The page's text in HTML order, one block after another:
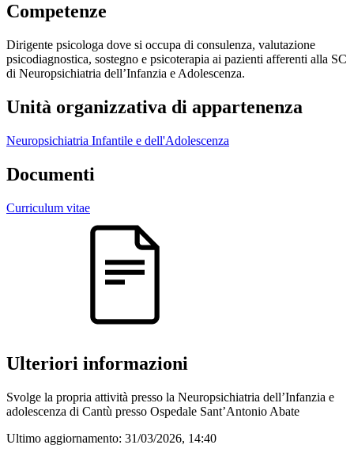
Competenze
Dirigente psicologa dove si occupa di consulenza, valutazione
psicodiagnostica, sostegno e psicoterapia ai pazienti afferenti alla SC
di Neuropsichiatria dell’Infanzia e Adolescenza.
Unità organizzativa di appartenenza
Neuropsichiatria Infantile e dell'Adolescenza
Documenti
Curriculum vitae
Ulteriori informazioni
Svolge la propria attività presso la Neuropsichiatria dell’Infanzia e
adolescenza di Cantù presso Ospedale Sant’Antonio Abate
Ultimo aggiornamento: 31/03/2026, 14:40